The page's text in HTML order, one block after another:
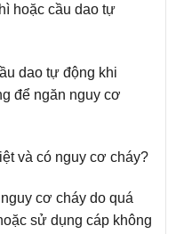
hoặc cầu dao tự
dao tự động khi
để ngăn nguy cơ
và có nguy cơ cháy?
cơ cháy do quá
sử dụng cáp không